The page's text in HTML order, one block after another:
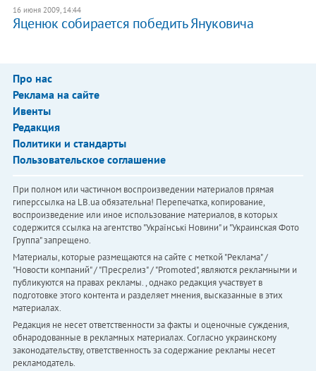
16 июня 2009, 14:44
Яценюк собирается победить Януковича
Про нас
Реклама на сайте
Ивенты
Редакция
Политики и стандарты
Пользовательское соглашение
При полном или частичном воспроизведении материалов прямая
гиперссылка на LB.ua обязательна! Перепечатка, копирование,
воспроизведение или иное использование материалов, в которых
содержится ссылка на агентство "Українськi Новини" и "Украинская Фото
Группа" запрещено.
Материалы, которые размещаются на сайте с меткой "Реклама" /
"Новости компаний" / "Пресрелиз" / "Promoted", являются рекламными и
публикуются на правах рекламы. , однако редакция участвует в
подготовке этого контента и разделяет мнения, высказанные в этих
материалах.
Редакция не несет ответственности за факты и оценочные суждения,
обнародованные в рекламных материалах. Согласно украинскому
законодательству, ответственность за содержание рекламы несет
рекламодатель.